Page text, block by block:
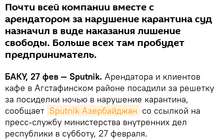
Почти всей компании вместе с
арендатором за нарушение карантина суд
назначил в виде наказания лишение
свободы. Больше всех там пробудет
предприниматель.
БАКУ, 27 фев — Sputnik. Арендатора и клиентов
кафе в Агстафинском районе посадили за решетку
за посиделки ночью в нарушение карантина,
сообщает Sputnik Азербайджан со ссылкой на
пресс-службу министерства внутренних дел
республики в субботу, 27 февраля.